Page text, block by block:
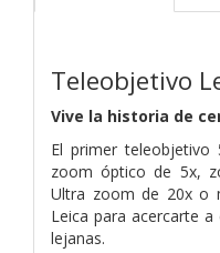
Teleobjetivo
Vive la historia de
El primer
zoom óptico de 5x,
Ultra zoom de 20x o
Leica para acercarte
lejanas.